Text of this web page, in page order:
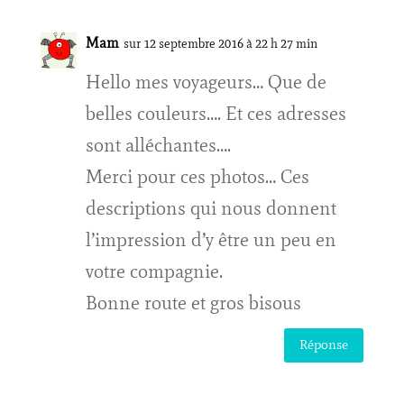
Mam sur 12 septembre 2016 à 22 h 27 min
Hello mes voyageurs… Que de
belles couleurs…. Et ces adresses
sont alléchantes….
Merci pour ces photos… Ces
descriptions qui nous donnent
l’impression d’y être un peu en
votre compagnie.
Bonne route et gros bisous
Réponse